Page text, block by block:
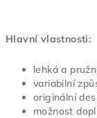
Hlavní vlastnosti:
lehká a
variabilní
originální
možnost